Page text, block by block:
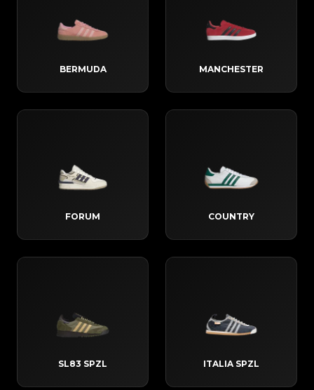
MANCHESTER
BERMUDA
COUNTRY
FORUM
ITALIA SPZL
SL83 SPZL